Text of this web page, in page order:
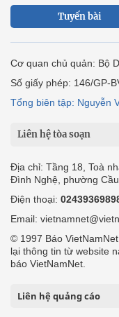
Tuyến bài
Cơ quan chủ quản: Bộ
Số giấy phép: 146/GP-
Tổng biên tập: Nguyễn
Liên hệ tòa soạn
Địa chỉ: Tầng 18, Toà
Đình Nghệ, phường Cầu
Điện thoại:
Email:
© 1997 Báo
lại thông tin từ website
báo VietNamNet.
Liên hệ quảng cáo